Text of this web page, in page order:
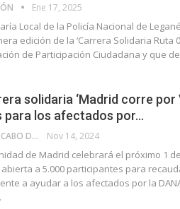
Ene 17, 2025
Local de la Policía Nacional de
edición de la ‘Carrera Solidaria Ruta
de Participación Ciudadana y que
solidaria ‘Madrid corre por
para los afectados por…
MEDIA AL CABO DE LA CALLE Nov 14, 2024
de Madrid celebrará el próximo 1
a 5.000 participantes para
a ayudar a los afectados por la